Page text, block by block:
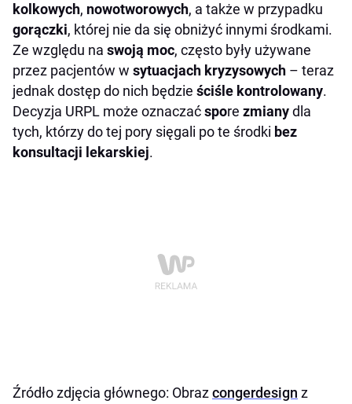
kolkowych, nowotworowych, a także w przypadku
gorączki, której nie da się obniżyć innymi środkami.
Ze względu na swoją moc, często były używane
przez pacjentów w sytuacjach kryzysowych – teraz
jednak dostęp do nich będzie ściśle kontrolowany.
Decyzja URPL może oznaczaćspore zmianydla
tych, którzy do tej pory sięgali po te środki bez
konsultacji lekarskiej.
Źródło zdjęcia głównego: Obrazcongerdesign z